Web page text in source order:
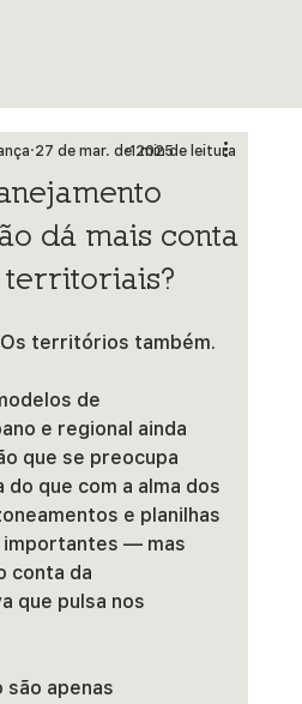
dá mais conta
territoriais?
27 de mar. de 20251 min de leitura
Os territórios também.
de
e regional ainda
que se preocupa
do que com a alma dos
e planilhas
importantes — mas
conta da
que pulsa nos
são apenas